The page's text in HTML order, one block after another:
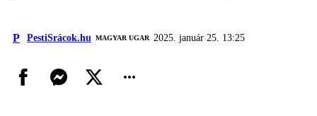
P PestiSrácok.hu MAGYAR UGAR 2025. január 25. 13:25